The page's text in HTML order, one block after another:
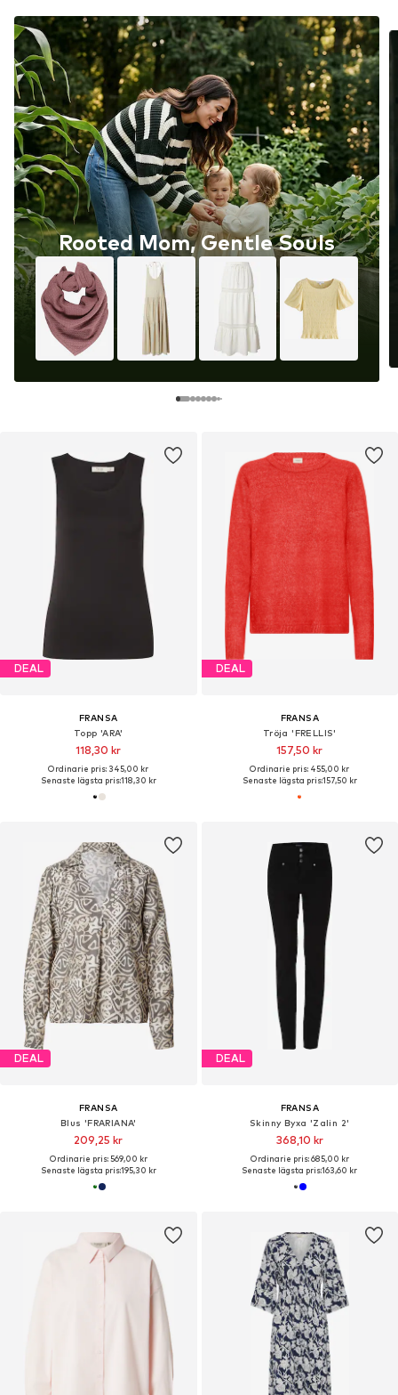
Rooted Mom, Gentle Souls
DEAL
FRANSA
Topp 'ARA'
118,30 kr
Ordinarie pris: 345,00 kr
Senaste lägsta pris:118,30 kr
DEAL
FRANSA
Tröja 'FRELLIS'
157,50 kr
Ordinarie pris: 455,00 kr
Senaste lägsta pris:157,50 kr
DEAL
FRANSA
Blus 'FRARIANA'
209,25 kr
Ordinarie pris: 569,00 kr
Senaste lägsta pris:195,30 kr
DEAL
FRANSA
Skinny Byxa 'Zalin 2'
368,10 kr
Ordinarie pris: 685,00 kr
Senaste lägsta pris:163,60 kr